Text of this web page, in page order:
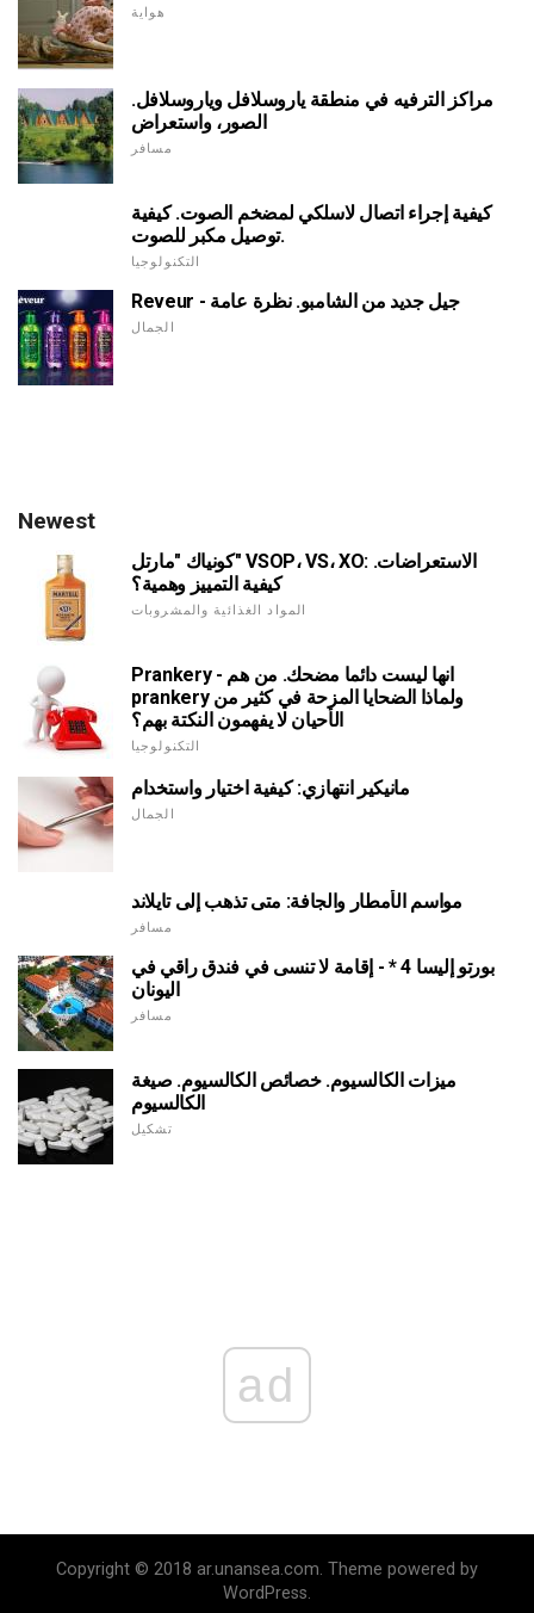
هواية
مراكز الترفيه في منطقة ياروسلافل وياروسلافل.
الصور، واستعراض
مسافر
كيفية إجراء اتصال لاسلكي لمضخم الصوت. كيفية
توصيل مكبر للصوت.
التكنولوجيا
Reveur - جيل جديد من الشامبو. نظرة عامة
الجمال
Newest
كونياك "مارتل" VSOP، VS، XO: الاستعراضات.
كيفية التمييز وهمية؟
المواد الغذائية والمشروبات
Prankery - انها ليست دائما مضحك. من هم
prankery ولماذا الضحايا المزحة في كثير من
الأحيان لا يفهمون النكتة بهم؟
التكنولوجيا
مانيكير انتهازي: كيفية اختيار واستخدام
الجمال
مواسم الأمطار والجافة: متى تذهب إلى تايلاند
مسافر
بورتو إليسا 4 * - إقامة لا تنسى في فندق راقي في
اليونان
مسافر
ميزات الكالسيوم. خصائص الكالسيوم. صيغة
الكالسيوم
تشكيل
ad
Copyright © 2018 ar.unansea.com. Theme powered by
WordPress.